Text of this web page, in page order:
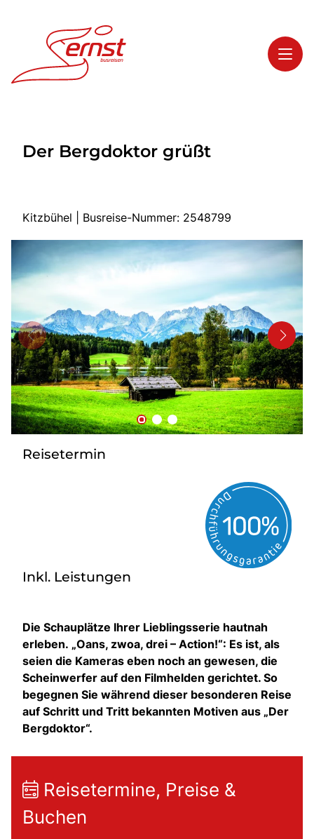
Highlights
Start
Bus mieten
Kontakt
Der Bergdoktor grüßt
Kitzbühel | Busreise-Nummer: 2548799
Reisetermin
Inkl. Leistungen
Die Schauplätze Ihrer Lieblingsserie hautnah
erleben. „Oans, zwoa, drei – Action!“: Es ist, als
seien die Kameras eben noch an gewesen, die
Scheinwerfer auf den Filmhelden gerichtet. So
begegnen Sie während dieser besonderen Reise
auf Schritt und Tritt bekannten Motiven aus „Der
Bergdoktor“.
Reisetermine, Preise &
Buchen